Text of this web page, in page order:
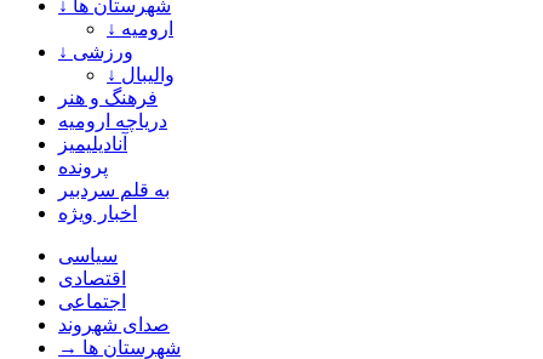
↓ شهرستان ها
↓ ارومیه
↓ ورزشی
↓ والیبال
فرهنگ و هنر
دریاچه ارومیه
آنادیلیمیز
پرونده
به قلم سردبیر
اخبار ویژه
سیاسی
اقتصادی
اجتماعی
صدای شهروند
→ شهرستان ها